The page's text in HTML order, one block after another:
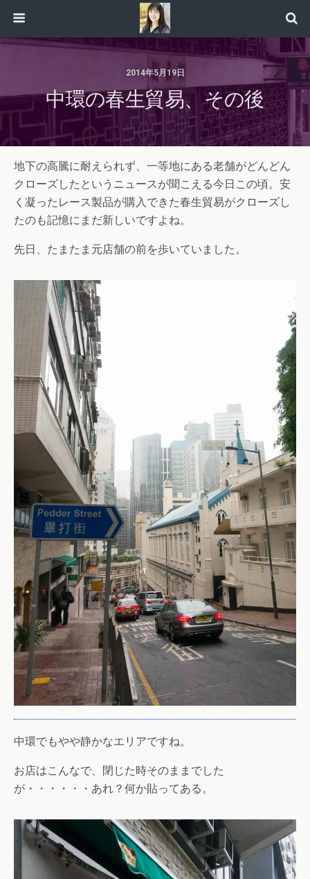
2014年5月19日
中環の春生貿易、その後
地下の高騰に耐えられず、一等地にある老舗がどんどん
クローズしたというニュースが聞こえる今日この頃。安
く凝ったレース製品が購入できた春生貿易がクローズし
たのも記憶にまだ新しいですよね。
先日、たまたま元店舗の前を歩いていました。
中環でもやや静かなエリアですね。
お店はこんなで、閉じた時そのままでした
が・・・・・・あれ？何か貼ってある。